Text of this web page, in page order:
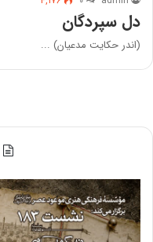
دل سپردگان
(اندر حكايت مدعيان) ...